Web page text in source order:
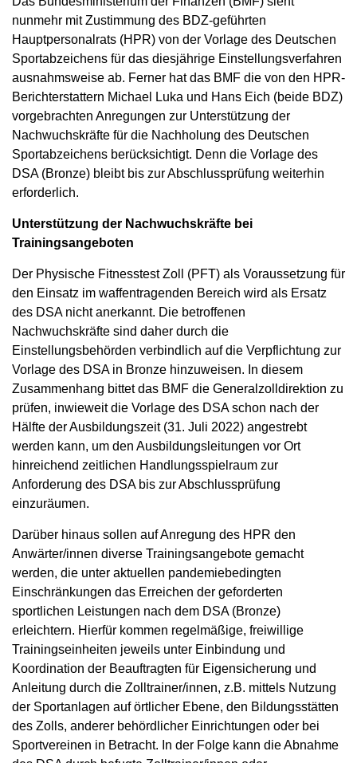
nunmehr mit Zustimmung des BDZ-geführten
Hauptpersonalrats (HPR) von der Vorlage des Deutschen
Sportabzeichens für das diesjährige Einstellungsverfahren
ausnahmsweise ab. Ferner hat das BMF die von den HPR-
Berichterstattern Michael Luka und Hans Eich (beide BDZ)
vorgebrachten Anregungen zur Unterstützung der
Nachwuchskräfte für die Nachholung des Deutschen
Sportabzeichens berücksichtigt. Denn die Vorlage des
DSA (Bronze) bleibt bis zur Abschlussprüfung weiterhin
erforderlich.
Unterstützung der Nachwuchskräfte bei
Trainingsangeboten
Der Physische Fitnesstest Zoll (PFT) als Voraussetzung für
den Einsatz im waffentragenden Bereich wird als Ersatz
des DSA nicht anerkannt. Die betroffenen
Nachwuchskräfte sind daher durch die
Einstellungsbehörden verbindlich auf die Verpflichtung zur
Vorlage des DSA in Bronze hinzuweisen. In diesem
Zusammenhang bittet das BMF die Generalzolldirektion zu
prüfen, inwieweit die Vorlage des DSA schon nach der
Hälfte der Ausbildungszeit (31. Juli 2022) angestrebt
werden kann, um den Ausbildungsleitungen vor Ort
hinreichend zeitlichen Handlungsspielraum zur
Anforderung des DSA bis zur Abschlussprüfung
einzuräumen.
Darüber hinaus sollen auf Anregung des HPR den
Anwärter/innen diverse Trainingsangebote gemacht
werden, die unter aktuellen pandemiebedingten
Einschränkungen das Erreichen der geforderten
sportlichen Leistungen nach dem DSA (Bronze)
erleichtern. Hierfür kommen regelmäßige, freiwillige
Trainingseinheiten jeweils unter Einbindung und
Koordination der Beauftragten für Eigensicherung und
Anleitung durch die Zolltrainer/innen, z.B. mittels Nutzung
der Sportanlagen auf örtlicher Ebene, den Bildungsstätten
des Zolls, anderer behördlicher Einrichtungen oder bei
Sportvereinen in Betracht. In der Folge kann die Abnahme